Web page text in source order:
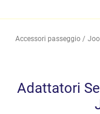
Accessori passeggio
Adattatori